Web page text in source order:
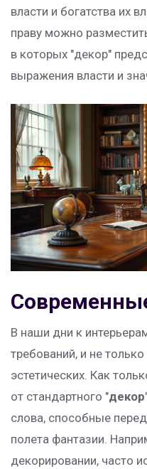
власти и богатства их
праву можно
в которых "декор"
выражения власти и
В наши дни к
требований, и не
эстетических. Как
от стандартного "декор
слова, способные
полета фантазии.
декорировании, часто